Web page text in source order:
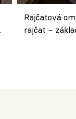
Rajčatová
rajčat –